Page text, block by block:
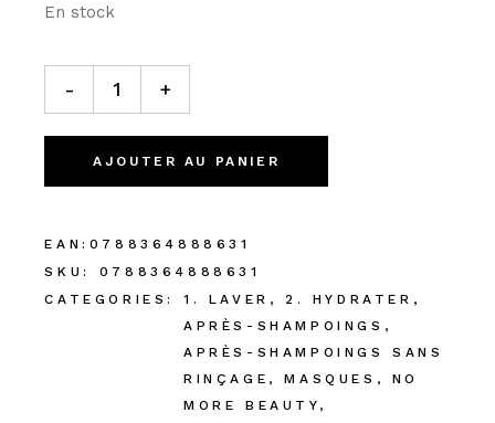
En stock
- +
AJOUTER AU PANIER
EAN: 0788364888631
SKU:
0788364888631
CATEGORIES:
1. LAVER , 2. HYDRATER ,
APRÈS-SHAMPOINGS ,
APRÈS-SHAMPOINGS SANS
RINÇAGE ,MASQUES , NO
MORE BEAUTY ,